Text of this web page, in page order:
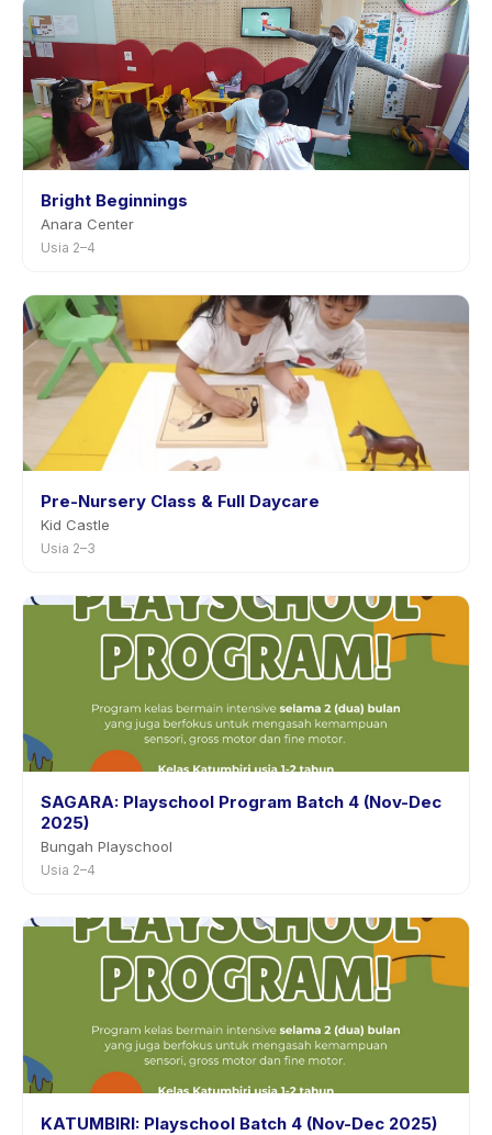
sebelumnya.
Bright Beginnings
Anara Center
Usia 2–4
Pre-Nursery Class & Full Daycare
Kid Castle
Usia 2–3
SAGARA: Playschool Program Batch 4 (Nov-Dec
2025)
Bungah Playschool
Usia 2–4
KATUMBIRI: Playschool Batch 4 (Nov-Dec 2025)